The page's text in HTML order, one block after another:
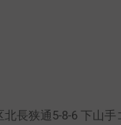
長狭通5-8-6 下山手